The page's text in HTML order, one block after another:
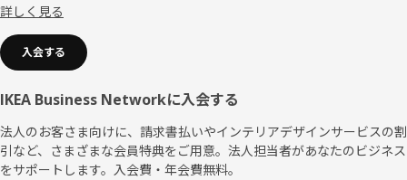
詳しく見る
入会する
IKEA Business Networkに入会する
法人のお客さま向けに、請求書払いやインテリアデザインサービスの割
引など、さまざまな会員特典をご用意。法人担当者があなたのビジネス
をサポートします。入会費・年会費無料。